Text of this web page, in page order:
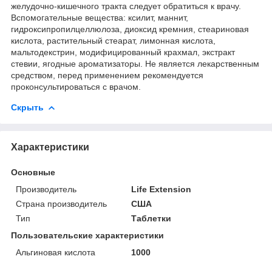
желудочно-кишечного тракта следует обратиться к врачу.
Вспомогательные вещества: ксилит, маннит,
гидроксипропилцеллюлоза, диоксид кремния, стеариновая
кислота, растительный стеарат, лимонная кислота,
мальтодекстрин, модифицированный крахмал, экстракт
стевии, ягодные ароматизаторы. Не является лекарственным
средством, перед применением рекомендуется
проконсультироваться с врачом.
Скрыть
Характеристики
Основные
Производитель
Life Extension
Страна производитель
США
Тип
Таблетки
Пользовательские характеристики
Альгиновая кислота
1000